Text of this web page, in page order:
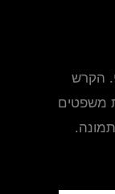
הקרש
משפטים